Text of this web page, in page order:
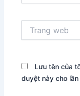
web
Lưu tên của
duyệt này cho